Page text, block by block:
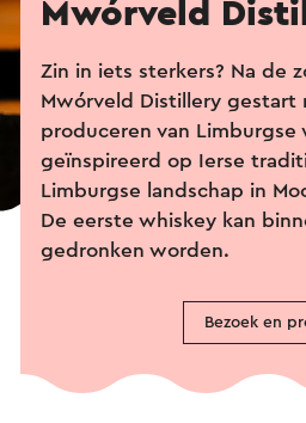
Mwórveld
Zin in iets sterkers? Na de
Mwórveld Distillery gestart
produceren van Limburgse
geïnspireerd op Ierse
Limburgse landschap in
De eerste whiskey kan
gedronken worden.
Bezoek en